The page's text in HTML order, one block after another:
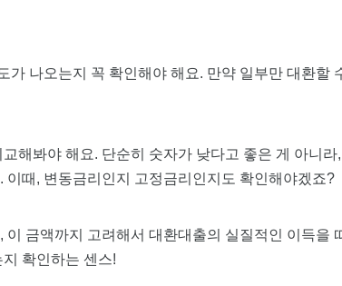
가 나오는지 꼭 확인해야 해요. 만약 일부만 대환할
해봐야 해요. 단순히 숫자가 낮다고 좋은 게 아니라,
때, 변동금리인지 고정금리인지도 확인해야겠죠?
금액까지 고려해서 대환대출의 실질적인 이득을
확인하는 센스!